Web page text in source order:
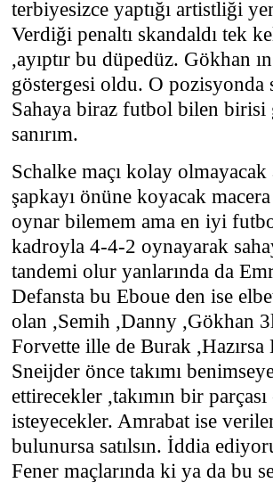
terbiyesizce yaptığı artistliği
Verdiği penaltı skandaldı tek
,ayıptır bu düpedüz. Gökhan
göstergesi oldu. O pozisyonda
Sahaya biraz futbol bilen
sanırım.
Schalke maçı kolay
şapkayı önüne koyacak
oynar bilemem ama en iyi
kadroyla 4-4-2 oynayarak
tandemi olur yanlarında da
Defansta bu Eboue den ise
olan ,Semih ,Danny ,Gökhan
Forvette ille de Burak
Sneijder önce takımı
ettirecekler ,takımın bir
isteyecekler. Amrabat ise
bulunursa satılsın. İddia
Fener maçlarında ki ya da bu